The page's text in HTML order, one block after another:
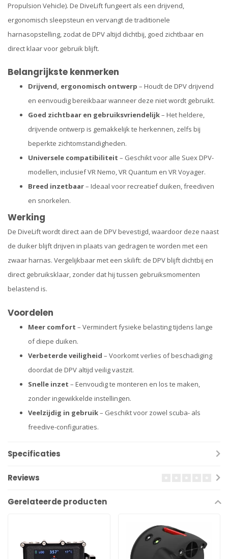
Propulsion Vehicle). De DiveLift fungeert als een drijvend,
ergonomisch sleepsteun en vervangt de traditionele
harnasopstelling, zodat de DPV altijd dichtbij, goed zichtbaar en
direct klaar voor gebruik blijft.
Belangrijkste kenmerken
Drijvend, ergonomisch ontwerp – Houdt de DPV drijvend
en eenvoudig bereikbaar wanneer deze niet wordt gebruikt.
Goed zichtbaar en gebruiksvriendelijk– Het heldere,
drijvende ontwerp is gemakkelijk te herkennen, zelfs bij
beperkte zichtomstandigheden.
Universele compatibiliteit – Geschikt voor alle Suex DPV-
modellen, inclusief VR Nemo, VR Quantum en VR Voyager.
Breed inzetbaar– Ideaal voor recreatief duiken, freediven
en snorkelen.
Werking
De DiveLift wordt direct aan de DPV bevestigd, waardoor deze naast
de duiker blijft drijven in plaats van gedragen te worden met een
zwaar harnas. Vergelijkbaar met een skilift: de DPV blijft dichtbij en
direct gebruiksklaar, zonder dat hij tussen gebruiksmomenten
belastend is.
Voordelen
Meer comfort – Vermindert fysieke belasting tijdens lange
of diepe duiken.
Verbeterde veiligheid – Voorkomt verlies of beschadiging
doordat de DPV altijd veilig vastzit.
Snelle inzet – Eenvoudig te monteren en los te maken,
zonder ingewikkelde instellingen.
Veelzijdig in gebruik– Geschikt voor zowel scuba- als
freedive-configuraties.
Specificaties
Reviews
Gerelateerde producten